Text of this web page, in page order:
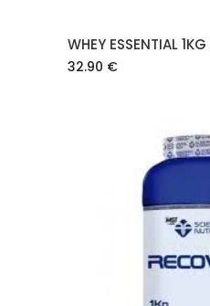
WHEY ESSENTIAL
32.90 €